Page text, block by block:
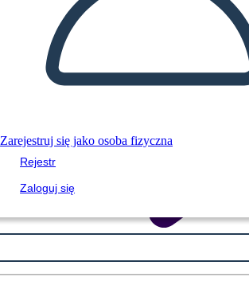
Zarejestruj się jako osoba fizyczna
Rejestr
Zaloguj się